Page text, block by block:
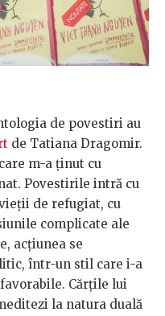
de povestiri au
de Tatiana Dragomir.
m-a ținut cu
Povestirile intră cu
de refugiat, cu
complicate ale
acțiunea se
într-un stil care i-a
Cărțile lui
la natura duală